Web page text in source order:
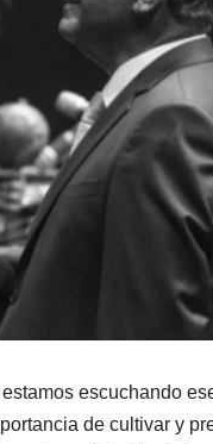
escuchando
de cultivar y